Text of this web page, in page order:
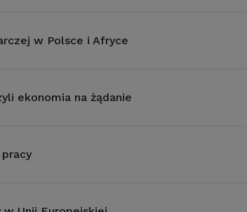
w Polsce i Afryce
ekonomia na żądanie